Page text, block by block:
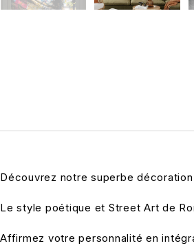
Découvrez notre superbe
Le style poétique et Street Art de
Affirmez votre personnalité en